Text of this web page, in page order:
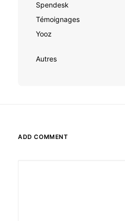
Spendesk
Témoignages
Yooz
Autres
ADD COMMENT